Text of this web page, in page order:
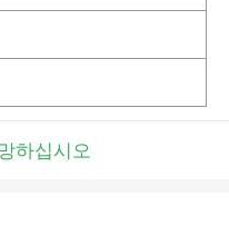
하십시오